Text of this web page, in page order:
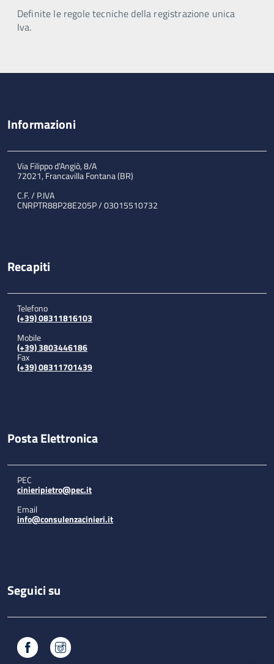
Definite le regole tecniche della registrazione unica
Iva.
Informazioni
Via Filippo d'Angiò, 8/A
72021, Francavilla Fontana (BR)
C.F. / P.IVA
CNRPTR88P28E205P / 03015510732
Recapiti
Telefono
(+39) 08311816103
Mobile
(+39) 3803446186
Fax
(+39) 08311701439
Posta Elettronica
PEC
cinieripietro@pec.it
Email
info@consulenzacinieri.it
Seguici su
Facebook